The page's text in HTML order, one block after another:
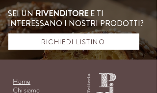
SEI UNRIVENDITOREE TI
INTERESSANO I NOSTRI PRODOTTI?
RICHIEDI LISTINO
Home
Chi siamo